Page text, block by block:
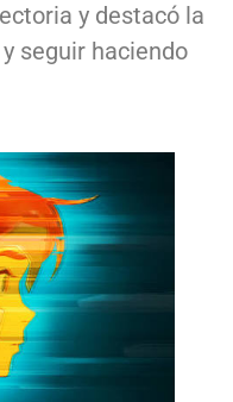
y destacó la
seguir haciendo